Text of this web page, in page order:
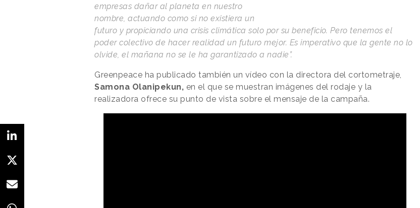
empresas dañar al planeta en nuestro
nombre, actuando como si no existiera un
futuro y propiciando una crisis climática solo por su beneficio. Pero tenemos el
poder colectivo de hacer realidad un futuro mejor. Es imperativo que la gente no lo
olvide, el mañana no se le ha garantizado a nadie”.
Greenpeace ha publicado también un vídeo con la directora del cortometraje,
Samona Olanipekun, en el que se muestran imágenes del rodaje y la
realizadora ofrece su punto de vista sobre el mensaje de la campaña.